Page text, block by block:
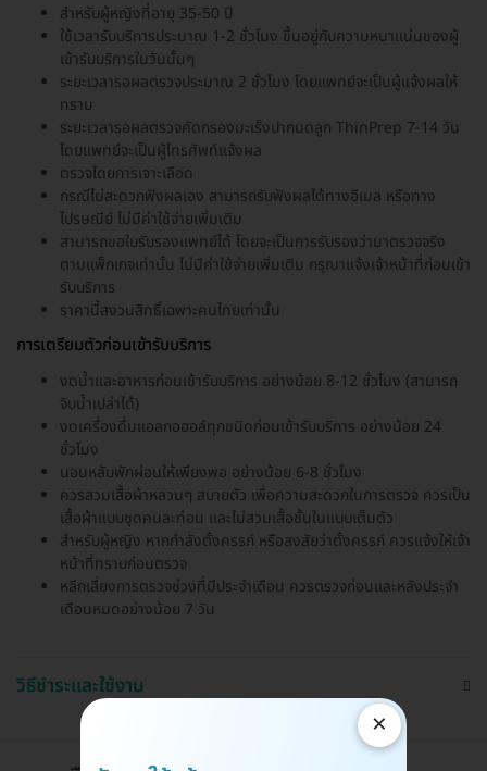
สำหรับผู้หญิงที่อายุ 35-50 ปี
ใช้เวลารับบริการประมาณ 1-2 ชั่วโมง ขึ้นอยู่กับความหนาแน่นของผู้
เข้ารับบริการในวันนั้นๆ
ระยะเวลารอผลตรวจประมาณ 2 ชั่วโมง โดยแพทย์จะเป็นผู้แจ้งผลให้
ทราบ
ระยะเวลารอผลตรวจคัดกรองมะเร็งปากมดลูก ThinPrep 7-14 วัน
โดยแพทย์จะเป็นผู้โทรศัพท์แจ้งผล
ตรวจโดยการเจาะเลือด
กรณีไม่สะดวกฟังผลเอง สามารถรับฟังผลได้ทางอีเมล หรือทาง
ไปรษณีย์ ไม่มีค่าใช้จ่ายเพิ่มเติม
สามารถขอใบรับรองแพทย์ได้ โดยจะเป็นการรับรองว่ามาตรวจจริง
ตามแพ็กเกจเท่านั้น ไม่มีค่าใช้จ่ายเพิ่มเติม กรุณาแจ้งเจ้าหน้าที่ก่อนเข้า
รับบริการ
ราคานี้สงวนสิทธิ์เฉพาะคนไทยเท่านั้น
การเตรียมตัวก่อนเข้ารับบริการ
งดน้ำและอาหารก่อนเข้ารับบริการ อย่างน้อย 8-12 ชั่วโมง (สามารถ
จิบน้ำเปล่าได้)
งดเครื่องดื่มแอลกอฮอล์ทุกชนิดก่อนเข้ารับบริการ อย่างน้อย 24
ชั่วโมง
นอนหลับพักผ่อนให้เพียงพอ อย่างน้อย 6-8 ชั่วโมง
ควรสวมเสื้อผ้าหลวมๆ สบายตัว เพื่อความสะดวกในการตรวจ ควรเป็น
เสื้อผ้าแบบชุดคนละท่อน และไม่สวมเสื้อชั้นในแบบเต็มตัว
สำหรับผู้หญิง หากกำลังตั้งครรภ์ หรือสงสัยว่าตั้งครรภ์ ควรแจ้งให้เจ้า
หน้าที่ทราบก่อนตรวจ
หลีกเลี่ยงการตรวจช่วงที่มีประจำเดือน ควรตรวจก่อนและหลังประจำ
เดือนหมดอย่างน้อย 7 วัน
วิธีชำระและใช้งาน
×